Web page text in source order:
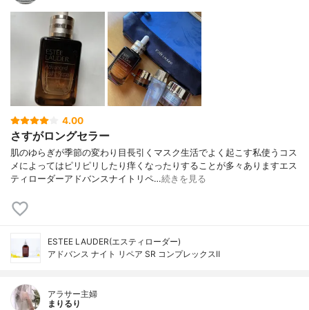
4.00
さすがロングセラー
肌のゆらぎが季節の変わり目長引くマスク生活でよく起こす私使うコス
メによってはピリピリしたり痒くなったりすることが多々ありますエス
ティローダーアドバンスナイトリペ…続きを見る
ESTEE LAUDER(エスティローダー)
アドバンス ナイト リペア SR コンプレックスⅡ
アラサー主婦
まりるり